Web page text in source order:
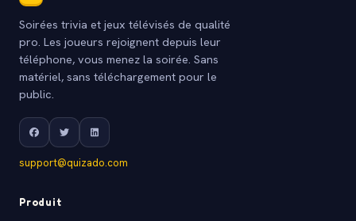
Soirées trivia et jeux télévisés de qualité
pro. Les joueurs rejoignent depuis leur
téléphone, vous menez la soirée. Sans
matériel, sans téléchargement pour le
public.
support@quizado.com
Produit